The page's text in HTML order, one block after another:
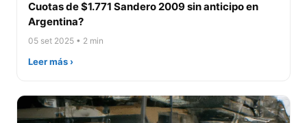
Cuotas de $1.771 Sandero 2009 sin anticipo en
Argentina?
05 set 2025 • 2 min
Leer más ›